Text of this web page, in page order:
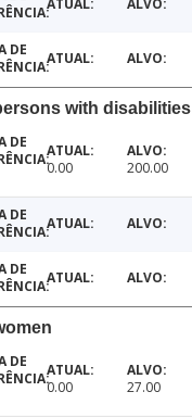
with disabilities
0.00 200.00
0.00 27.00